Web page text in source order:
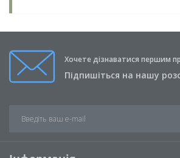
Хочете дізнаватися першим
Підпишіться на нашу